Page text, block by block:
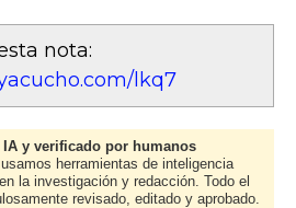
nota:
lkq7
y verificado por humanos
herramientas de inteligencia
la investigación y redacción. Todo el
revisado, editado y aprobado.